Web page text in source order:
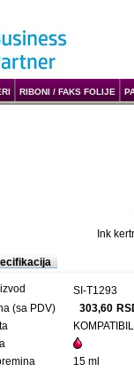
RIBONI / FAKS FOLIJE
Ink
SI-T1293
(sa PDV)
303,60
15 ml